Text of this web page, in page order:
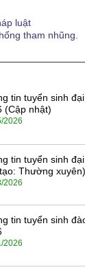
luật
tham nhũng.
tin tuyển sinh
(Cập nhật)
2026
tin tuyển sinh
Thường xuyên)
2026
tin tuyển sinh
2026